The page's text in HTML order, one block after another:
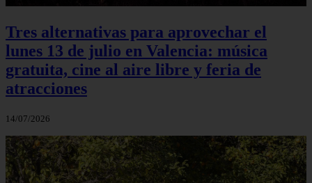
Tres alternativas para aprovechar el
lunes 13 de julio en Valencia: música
gratuita, cine al aire libre y feria de
atracciones
14/07/2026